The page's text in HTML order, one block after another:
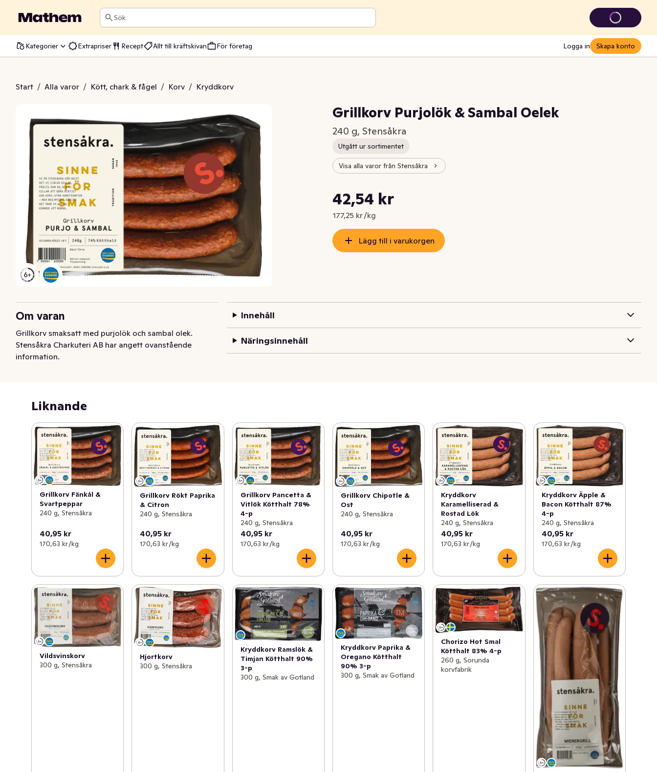
Sök
Kategorier Extrapriser Recept Allt till kräftskivan För företag Logga in Skapa konto
Start / Alla varor / Kött, chark & fågel / Korv / Kryddkorv
& Sambal Oelek
Grillkorv Purjolök & Sambal Oelek
240 g, Stensåkra
Utgått ur sortimentet
Visa alla varor från Stensåkra
Nuvarande pris är: 42,54 kr
42,54 kr
177,25 kr /kg
Styckpris: 177,25 kr /kg
Lägg till i varukorgen
Om varan
Grillkorv smaksatt med purjolök och sambal olek.
Stensåkra Charkuteri AB har angett ovanstående
information.
Innehåll
Näringsinnehåll
Liknande
Grillkorv Fänkål &
Svartpeppar
240 g, Stensåkra
40,95 kr
170,63 kr /kg
Grillkorv Rökt Paprika
& Citron
240 g, Stensåkra
40,95 kr
170,63 kr /kg
Grillkorv Pancetta &
Vitlök Kötthalt 78%
4-p
240 g, Stensåkra
40,95 kr
170,63 kr /kg
Grillkorv Chipotle &
Ost
240 g, Stensåkra
40,95 kr
170,63 kr /kg
Kryddkorv
Karamelliserad &
Rostad Lök
240 g, Stensåkra
40,95 kr
170,63 kr /kg
Kryddkorv Äpple &
Bacon Kötthalt 87%
4-p
240 g, Stensåkra
40,95 kr
170,63 kr /kg
Vildsvinskorv
300 g, Stensåkra
Hjortkorv
300 g, Stensåkra
Kryddkorv Ramslök &
Timjan Kötthalt 90%
3-p
300 g, Smak av Gotland
Kryddkorv Paprika &
Oregano Kötthalt
90% 3-p
300 g, Smak av Gotland
Chorizo Hot Smal
Kötthalt 83% 4-p
260 g, Sorunda
korvfabrik